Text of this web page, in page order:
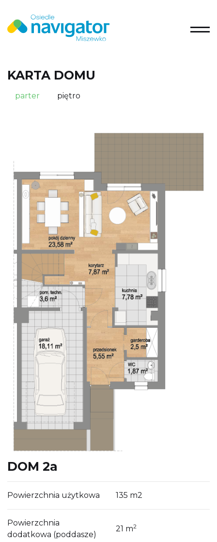
KARTA DOMU
parter piętro
DOM 2a
Powierzchnia użytkowa 135 m2
Powierzchnia
dodatkowa (poddasze)
21 m2